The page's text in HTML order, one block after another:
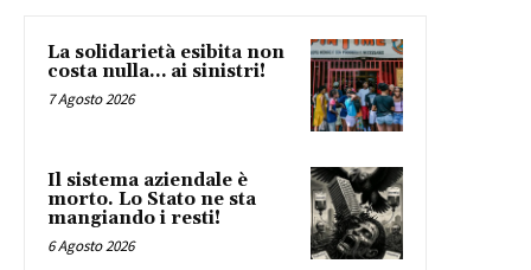
La solidarietà esibita non
costa nulla… ai sinistri!
7 Agosto 2026
Il sistema aziendale è
morto. Lo Stato ne sta
mangiando i resti!
6 Agosto 2026